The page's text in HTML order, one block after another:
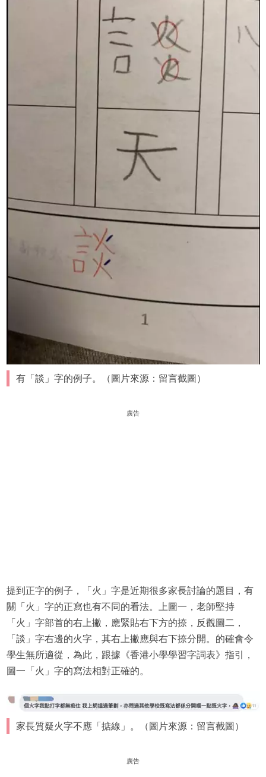
有「談」字的例子。（圖片來源：留言截圖）
廣告
提到正字的例子，「火」字是近期很多家長討論的題目，有
關「火」字的正寫也有不同的看法。上圖一，老師堅持
「火」字部首的右上撇，應緊貼右下方的捺，反觀圖二，
「談」字右邊的火字，其右上撇應與右下捺分開。的確會令
學生無所適從，為此，跟據《香港小學學習字詞表》指引，
圖一「火」字的寫法相對正確的。
家長質疑火字不應「掂線」。（圖片來源：留言截圖）
廣告